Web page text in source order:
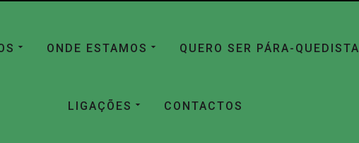
ONDE ESTAMOS QUERO SER PÁRA-QUEDISTA
LIGAÇÕES CONTACTOS